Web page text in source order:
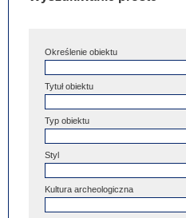
Określenie obiektu
Tytuł obiektu
Typ obiektu
Styl
Kultura archeologiczna